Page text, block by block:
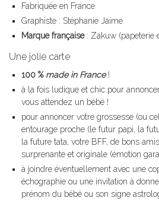
Fabriquée en France
Graphiste : Stéphanie Jaime
Marque française: Zakuw (papeterie
Une jolie carte
100 % made in France!
à la fois ludique et chic pour
vous attendez un bébé !
pour annoncer votre grossesse (ou
entourage proche (le futur papi, la
la future tata, votre BFF, de bons
surprenante et originale (émotion
à joindre éventuellement avec une
échographie ou une invitation à
prénom du bébé ou son signe